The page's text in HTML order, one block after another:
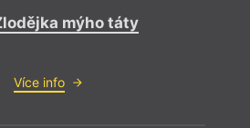
mýho táty
Více info